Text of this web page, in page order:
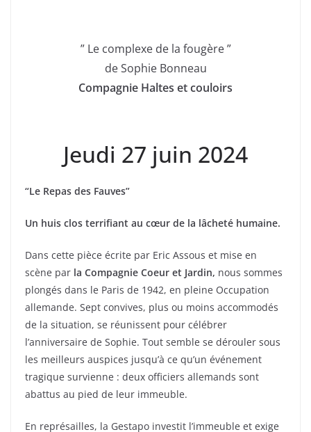
” Le complexe de la fougère ”
de Sophie Bonneau
Compagnie Haltes et couloirs
Jeudi 27 juin 2024
“Le Repas des Fauves”
Un huis clos terrifiant au cœur de la lâcheté humaine.
Dans cette pièce écrite par Eric Assous et mise en
scène par la Compagnie Coeur et Jardin, nous sommes
plongés dans le Paris de 1942, en pleine Occupation
allemande. Sept convives, plus ou moins accommodés
de la situation, se réunissent pour célébrer
l’anniversaire de Sophie. Tout semble se dérouler sous
les meilleurs auspices jusqu’à ce qu’un événement
tragique survienne : deux officiers allemands sont
abattus au pied de leur immeuble.
En représailles, la Gestapo investit l’immeuble et exige